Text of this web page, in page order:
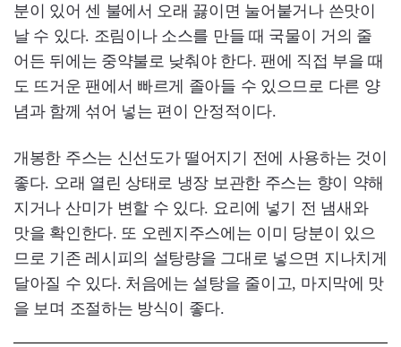
분이 있어 센 불에서 오래 끓이면 눌어붙거나 쓴맛이
날 수 있다. 조림이나 소스를 만들 때 국물이 거의 줄
어든 뒤에는 중약불로 낮춰야 한다. 팬에 직접 부을 때
도 뜨거운 팬에서 빠르게 졸아들 수 있으므로 다른 양
념과 함께 섞어 넣는 편이 안정적이다.
개봉한 주스는 신선도가 떨어지기 전에 사용하는 것이
좋다. 오래 열린 상태로 냉장 보관한 주스는 향이 약해
지거나 산미가 변할 수 있다. 요리에 넣기 전 냄새와
맛을 확인한다. 또 오렌지주스에는 이미 당분이 있으
므로 기존 레시피의 설탕량을 그대로 넣으면 지나치게
달아질 수 있다. 처음에는 설탕을 줄이고, 마지막에 맛
을 보며 조절하는 방식이 좋다.